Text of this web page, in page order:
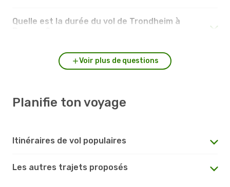
Quelle est la durée du vol de Trondheim à
Voir plus de questions
Planifie ton voyage
Itinéraires de vol populaires
Les autres trajets proposés